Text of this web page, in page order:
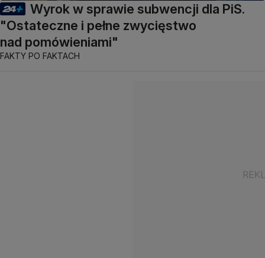
Wyrok w sprawie subwencji dla PiS.
"Ostateczne i pełne zwycięstwo
nad pomówieniami"
FAKTY PO FAKTACH